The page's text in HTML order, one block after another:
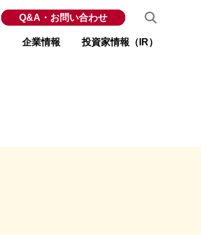
企業情報 投資家情報（IR）
Q&A・お問い合わせ